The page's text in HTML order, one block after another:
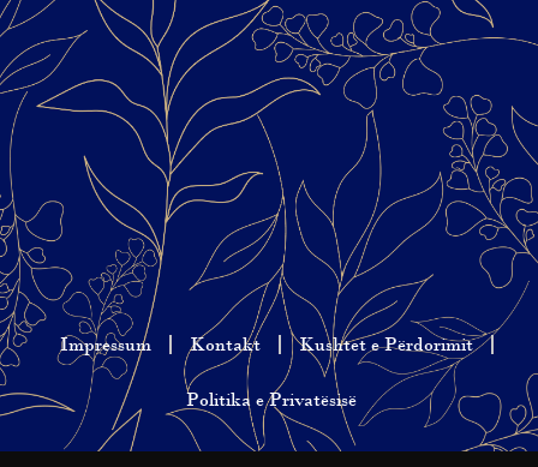
Impressum Kontakt Kushtet e Përdorimit
Politika e Privatësisë